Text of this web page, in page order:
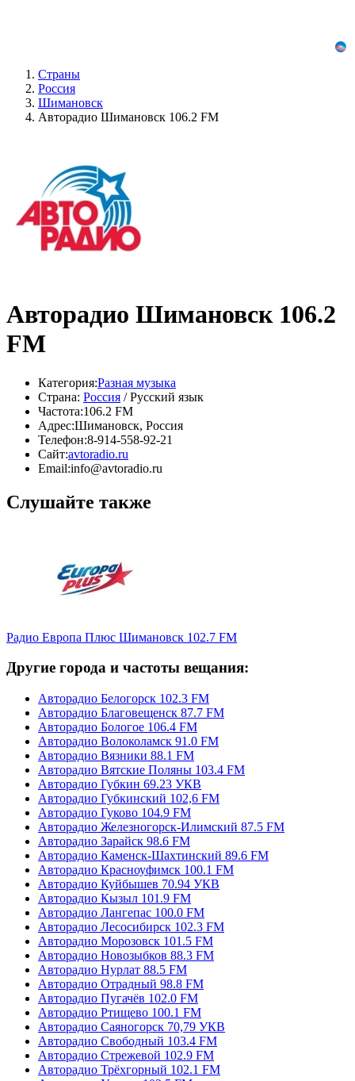
Страны
Россия
Шимановск
Авторадио Шимановск 106.2 FM
Авторадио Шимановск 106.2
FM
Категория:Разная музыка
Страна: Россия / Русский язык
Частота:106.2 FM
Адрес:Шимановск, Россия
Телефон:8-914-558-92-21
Сайт:avtoradio.ru
Email:info@avtoradio.ru
Слушайте также
Радио Европа Плюс Шимановск 102.7 FM
Другие города и частоты вещания:
Авторадио Белогорск 102.3 FM
Авторадио Благовещенск 87.7 FM
Авторадио Бологое 106.4 FM
Авторадио Волоколамск 91.0 FM
Авторадио Вязники 88.1 FM
Авторадио Вятские Поляны 103.4 FM
Авторадио Губкин 69.23 УКВ
Авторадио Губкинский 102,6 FM
Авторадио Гуково 104.9 FM
Авторадио Железногорск-Илимский 87.5 FM
Авторадио Зарайск 98.6 FM
Авторадио Каменск-Шахтинский 89.6 FM
Авторадио Красноуфимск 100.1 FM
Авторадио Куйбышев 70.94 УКВ
Авторадио Кызыл 101.9 FM
Авторадио Лангепас 100.0 FM
Авторадио Лесосибирск 102.3 FM
Авторадио Морозовск 101.5 FM
Авторадио Новозыбков 88.3 FM
Авторадио Нурлат 88.5 FM
Авторадио Отрадный 98.8 FM
Авторадио Пугачёв 102.0 FM
Авторадио Ртищево 100.1 FM
Авторадио Саяногорск 70,79 УКВ
Авторадио Свободный 103.4 FM
Авторадио Стрежевой 102.9 FM
Авторадио Трёхгорный 102.1 FM